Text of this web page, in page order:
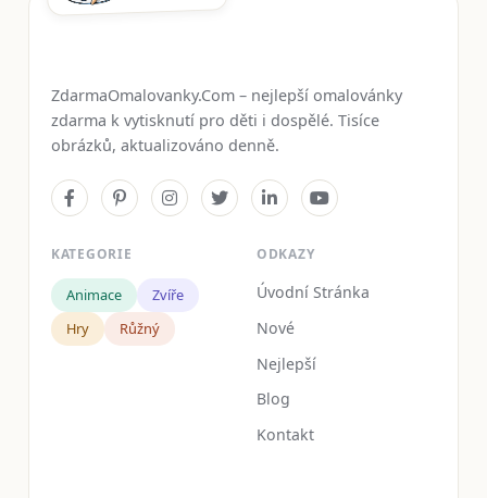
ZdarmaOmalovanky.Com – nejlepší omalovánky
zdarma k vytisknutí pro děti i dospělé. Tisíce
obrázků, aktualizováno denně.
KATEGORIE
Animace
Zvíře
Hry
Růžný
ODKAZY
Úvodní Stránka
Nové
Nejlepší
Blog
Kontakt